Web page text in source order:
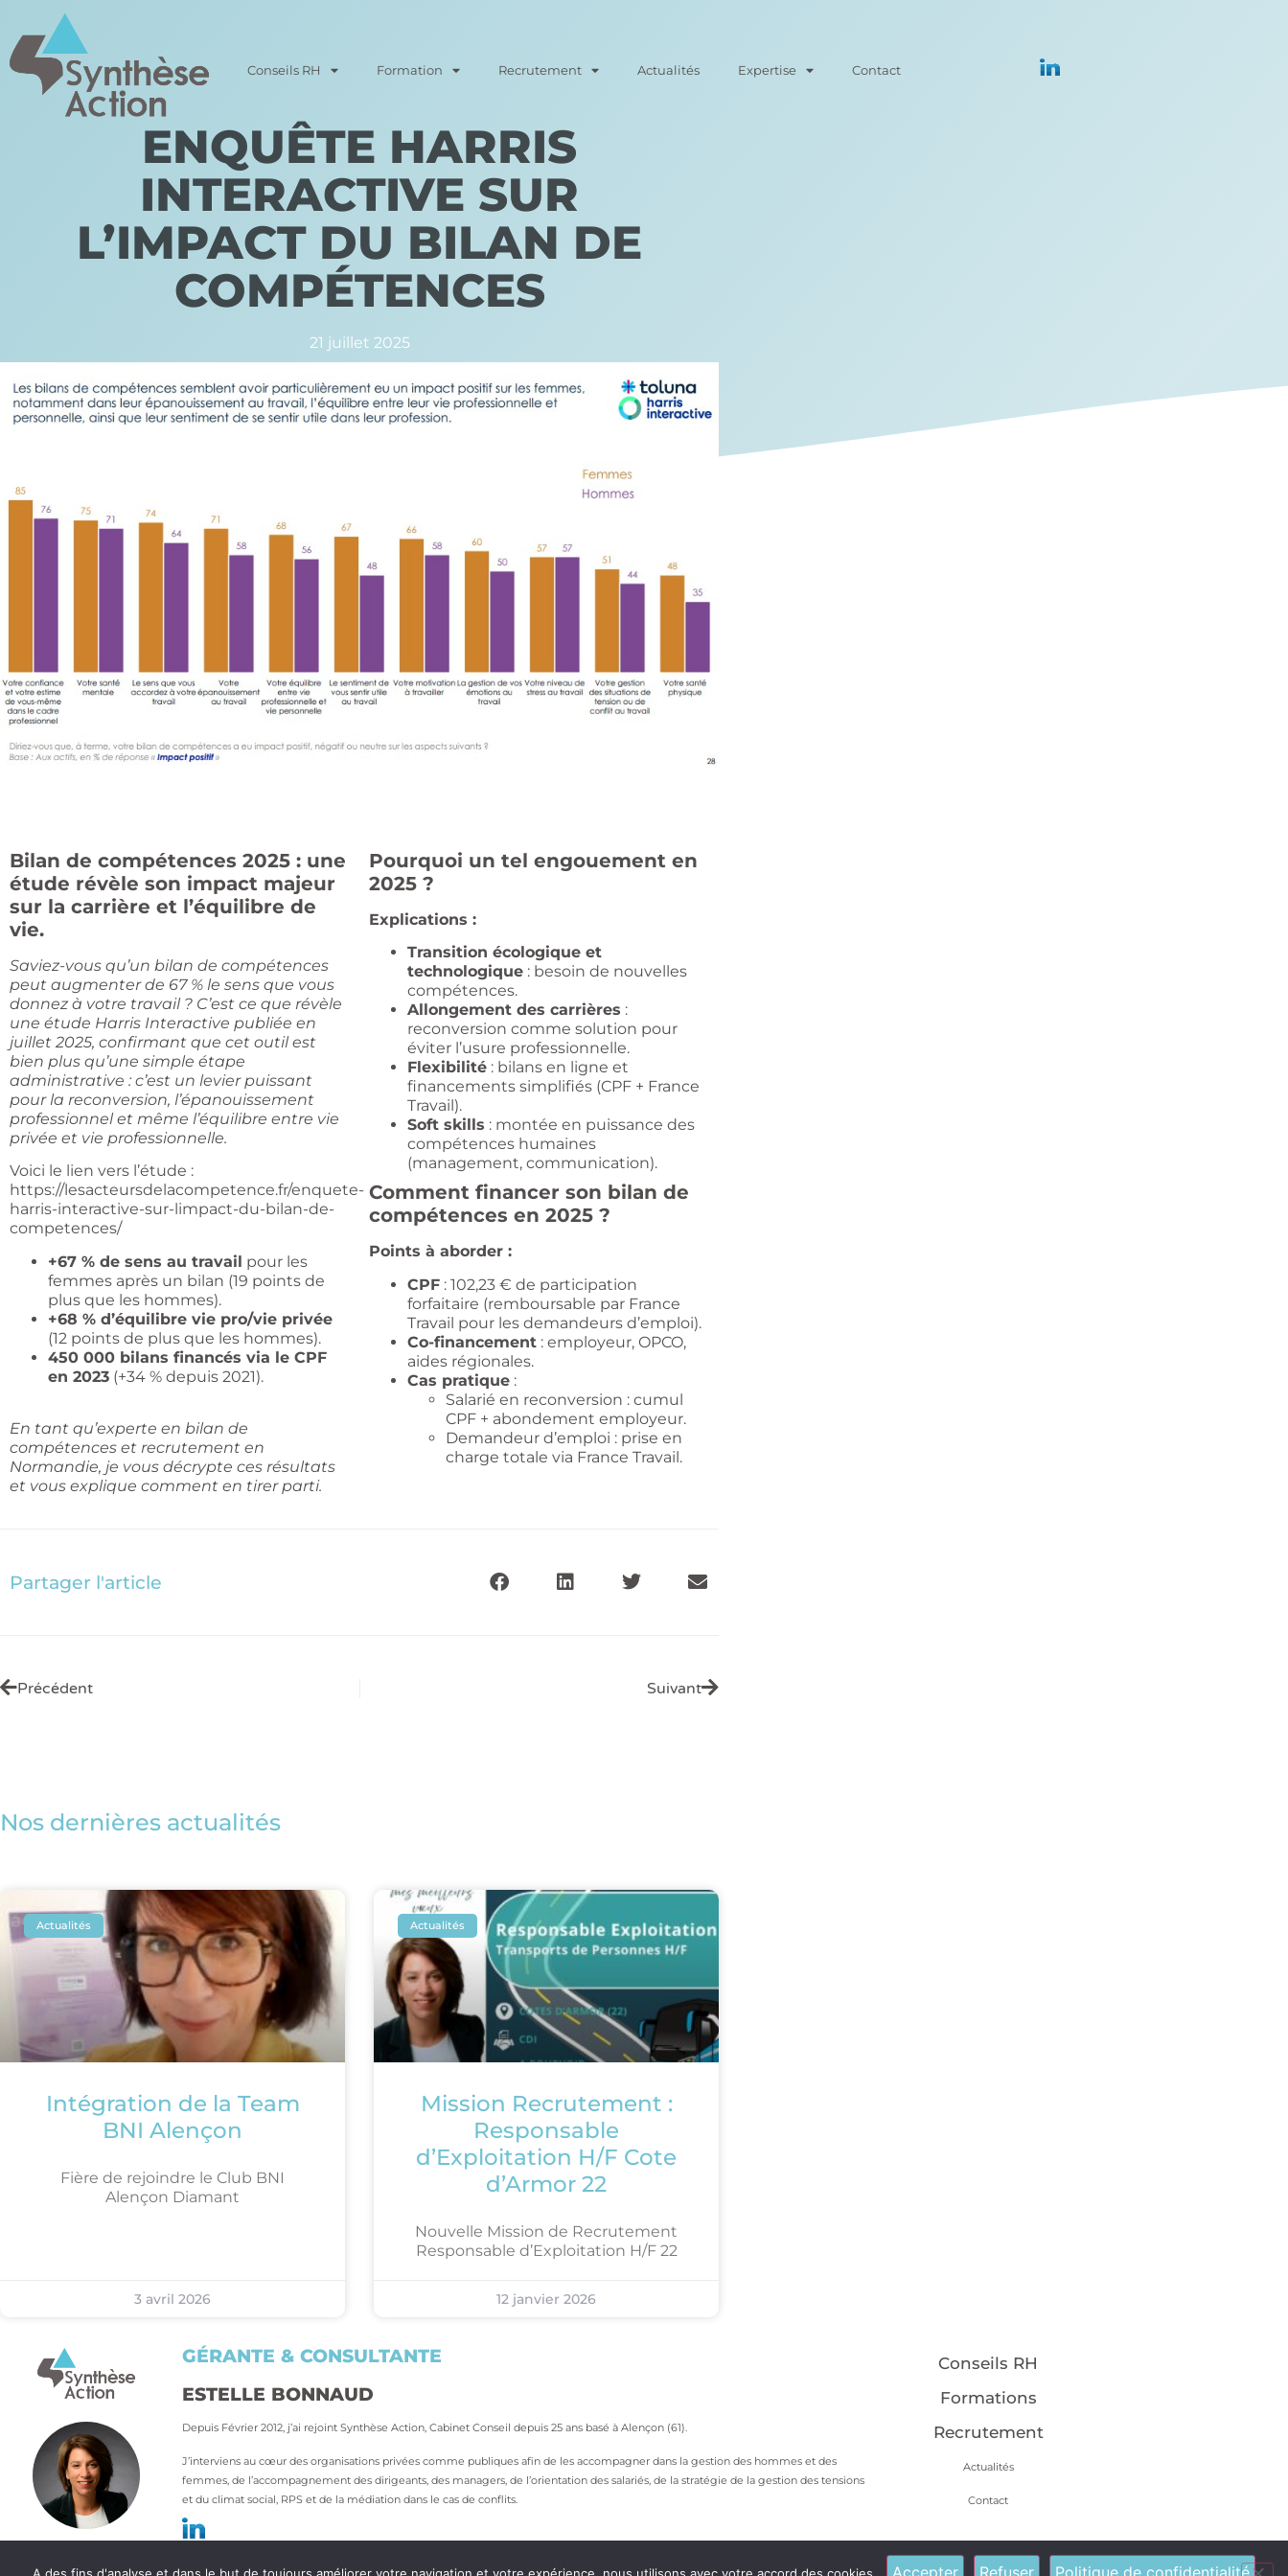
Conseils RH Formation Recrutement Actualités Expertise Contact
ENQUÊTE HARRIS
INTERACTIVE SUR
L’IMPACT DU BILAN DE
COMPÉTENCES
21 juillet 2025
Bilan de compétences 2025 : une
étude révèle son impact majeur
sur la carrière et l’équilibre de
vie.
Saviez-vous qu’un bilan de compétences
peut augmenter de 67 % le sens que vous
donnez à votre travail ? C’est ce que révèle
une étude Harris Interactive publiée en
juillet 2025, confirmant que cet outil est
bien plus qu’une simple étape
administrative : c’est un levier puissant
pour la reconversion, l’épanouissement
professionnel et même l’équilibre entre vie
privée et vie professionnelle.
Voici le lien vers l’étude :
https://lesacteursdelacompetence.fr/enquete-
harris-interactive-sur-limpact-du-bilan-de-
competences/
+67 % de sens au travail pour les
femmes après un bilan (19 points de
plus que les hommes).
+68 % d’équilibre vie pro/vie privée
(12 points de plus que les hommes).
450 000 bilans financés via le CPF
en 2023 (+34 % depuis 2021).
En tant qu’experte en bilan de
compétences et recrutement en
Normandie, je vous décrypte ces résultats
et vous explique comment en tirer parti.
Pourquoi un tel engouement en
2025 ?
Explications :
Transition écologique et
technologique : besoin de nouvelles
compétences.
Allongement des carrières :
reconversion comme solution pour
éviter l’usure professionnelle.
Flexibilité : bilans en ligne et
financements simplifiés (CPF + France
Travail).
Soft skills : montée en puissance des
compétences humaines
(management, communication).
Comment financer son bilan de
compétences en 2025 ?
Points à aborder :
CPF : 102,23 € de participation
forfaitaire (remboursable par France
Travail pour les demandeurs d’emploi).
Co-financement : employeur, OPCO,
aides régionales.
Cas pratique :
Salarié en reconversion : cumul
CPF + abondement employeur.
Demandeur d’emploi : prise en
charge totale via France Travail.
Partager l'article
Précédent Suivant
Nos dernières actualités
Actualités
Intégration de la Team
BNI Alençon
Fière de rejoindre le Club BNI
Alençon Diamant
3 avril 2026
Actualités
Mission Recrutement :
Responsable
d’Exploitation H/F Cote
d’Armor 22
Nouvelle Mission de Recrutement
Responsable d’Exploitation H/F 22
12 janvier 2026
GÉRANTE & CONSULTANTE
ESTELLE BONNAUD
Depuis Février 2012, j’ai rejoint Synthèse Action, Cabinet Conseil depuis 25 ans basé à Alençon (61).
J’interviens au cœur des organisations privées comme publiques afin de les accompagner dans la gestion des hommes et des
femmes, de l’accompagnement des dirigeants, des managers, de l’orientation des salariés, de la stratégie de la gestion des tensions
et du climat social, RPS et de la médiation dans le cas de conflits.
Conseils RH
Formations
Recrutement
Actualités
Contact
Accepter Refuser Politique de confidentialité